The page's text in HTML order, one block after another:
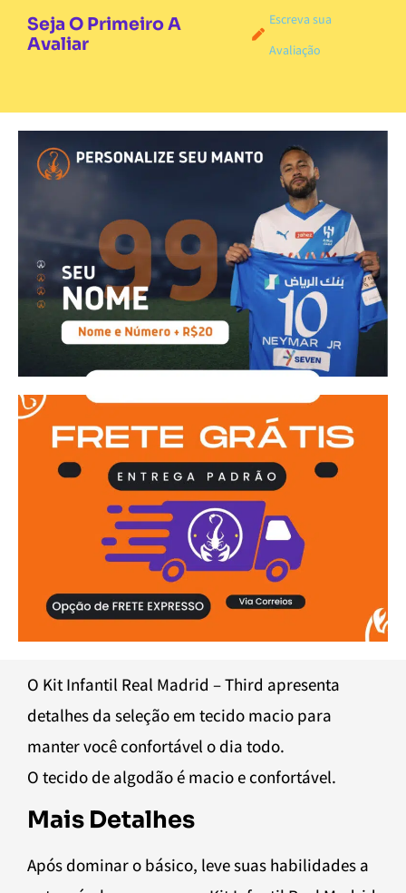
Seja O Primeiro A
Avaliar
Escreva sua
Avaliação
O Kit Infantil Real Madrid – Third apresenta
detalhes da seleção em tecido macio para
manter você confortável o dia todo.
O tecido de algodão é macio e confortável.
Mais Detalhes
Após dominar o básico, leve suas habilidades a